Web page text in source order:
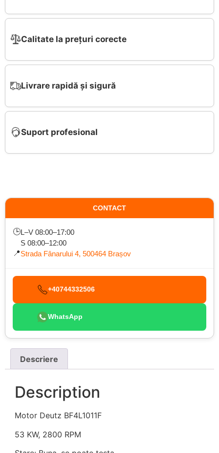
Calitate la prețuri corecte
Livrare rapidă și sigură
Suport profesional
CONTACT
🕒L–V 08:00–17:00
S 08:00–12:00
📍Strada Fânarului 4, 500464 Brașov
+40744332506
WhatsApp
Descriere
Description
Motor Deutz BF4L1011F
53 KW, 2800 RPM